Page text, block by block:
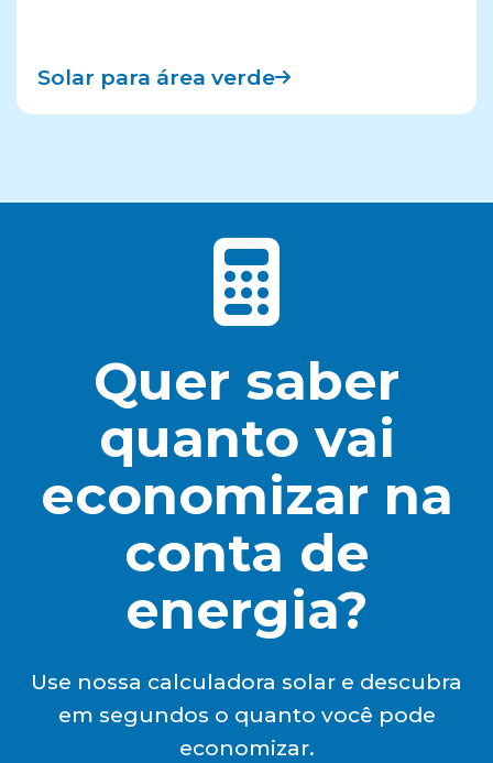
Solar para área verde
Quer saber
quanto vai
economizar na
conta de
energia?
Use nossa calculadora solar e descubra
em segundos o quanto você pode
economizar.